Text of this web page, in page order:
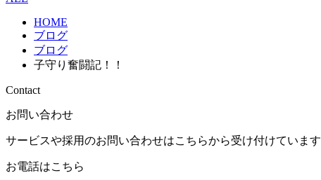
HOME
ブログ
ブログ
子守り奮闘記！！
Contact
お問い合わせ
サービスや採用のお問い合わせはこちらから受け付けています
お電話はこちら